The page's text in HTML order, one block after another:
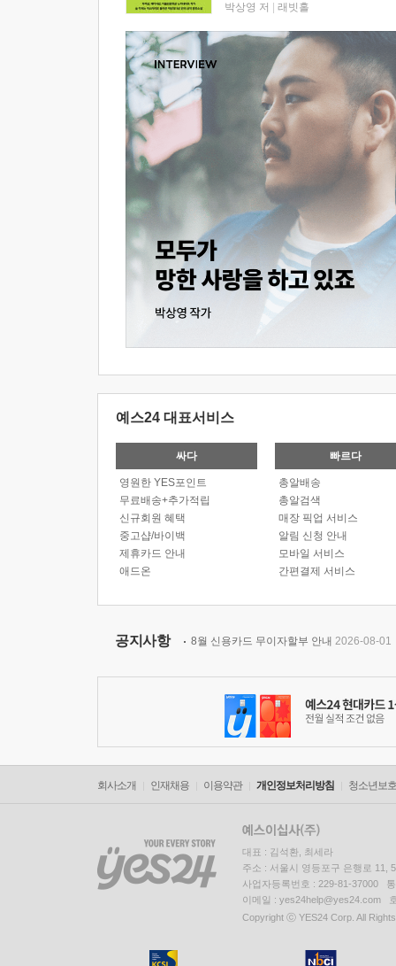
박상영 저 래빗홀
예스24 대표서비스
싸다
영원한 YES포인트
무료배송+추가적립
신규회원 혜택
중고샵/바이백
제휴카드 안내
애드온
빠르다
총알배송
총알검색
매장 픽업 서비스
알림 신청 안내
모바일 서비스
간편결제 서비스
공지사항 8월 신용카드 무이자할부 안내 2026-08-01
회사소개 인재채용 이용약관 개인정보처리방침 청소년보
대표 : 김석환, 최세라
주소 : 서울시 영등포구 은행로 11,
사업자등록번호 : 229-81-37000
이메일 : yes24help@yes24.com
Copyright ⓒ YES24 Corp. All